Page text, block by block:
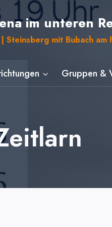
im unteren
Steinsberg mit Bubach
Gruppen &